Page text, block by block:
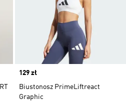
Price
129 zł
Biustonosz PrimeLiftreact
Graphic